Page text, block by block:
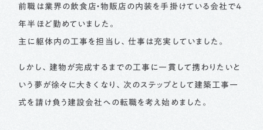
前職は業界の飲食店・物販店の内装を手掛けている会社で4
年半ほど勤めていました。
主に躯体内の工事を担当し、仕事は充実していました。
しかし、建物が完成するまでの工事に一貫して携わりたいと
いう夢が徐々に大きくなり、次のステップとして建築工事一
式を請け負う建設会社への転職を考え始めました。